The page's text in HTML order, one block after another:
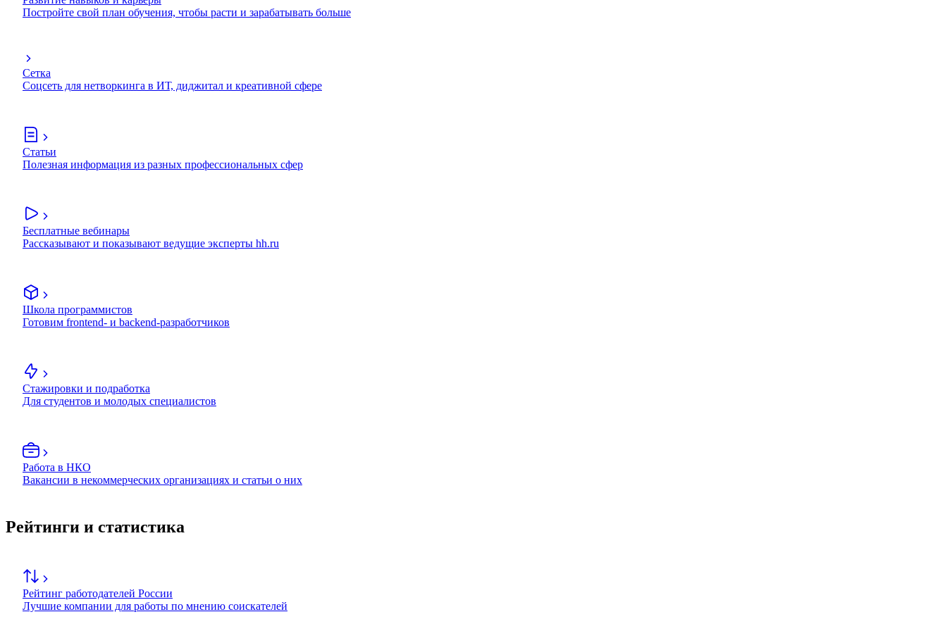
Постройте свой план обучения, чтобы расти и зарабатывать больше
Сетка
Соцсеть для нетворкинга в ИТ, диджитал и креативной сфере
Статьи
Полезная информация из разных профессиональных сфер
Бесплатные вебинары
Рассказывают и показывают ведущие эксперты hh.ru
Школа программистов
Готовим frontend- и backend-разработчиков
Стажировки и подработка
Для студентов и молодых специалистов
Работа в НКО
Вакансии в некоммерческих организациях и статьи о них
Рейтинги и статистика
Рейтинг работодателей России
Лучшие компании для работы по мнению соискателей